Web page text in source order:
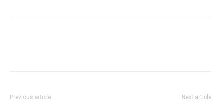
Previous article Next article